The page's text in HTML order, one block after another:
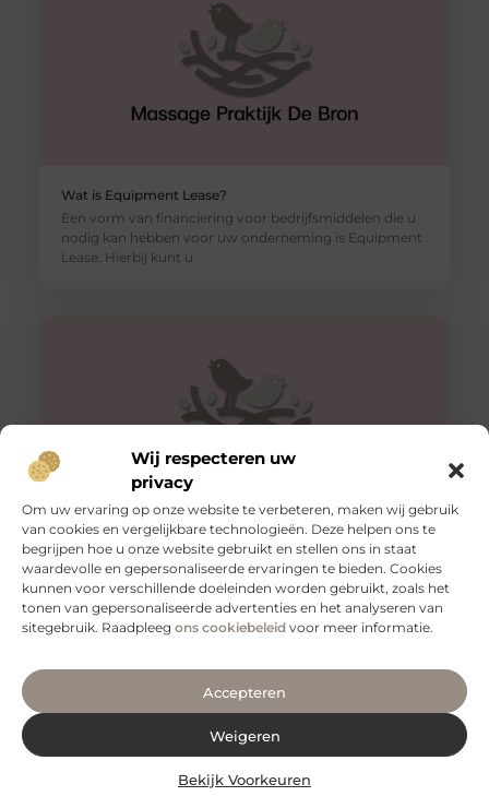
Wij respecteren uw
privacy
Om uw ervaring op onze website te verbeteren, maken wij gebruik
van cookies en vergelijkbare technologieën. Deze helpen ons te
begrijpen hoe u onze website gebruikt en stellen ons in staat
waardevolle en gepersonaliseerde ervaringen te bieden. Cookies
kunnen voor verschillende doeleinden worden gebruikt, zoals het
tonen van gepersonaliseerde advertenties en het analyseren van
sitegebruik. Raadpleeg ons cookiebeleid voor meer informatie.
Accepteren
Weigeren
Bekijk Voorkeuren
Wat is Equipment Lease?
Een vorm van financiering voor bedrijfsmiddelen die u
nodig kan hebben voor uw onderneming is Equipment
Lease. Hierbij kunt u
Slangenboor voor boren in hout
Een slangenboor is een gereedschap dat wordt
gebruikt om gaten in hout te boren. Het is een
handgereedschap met een